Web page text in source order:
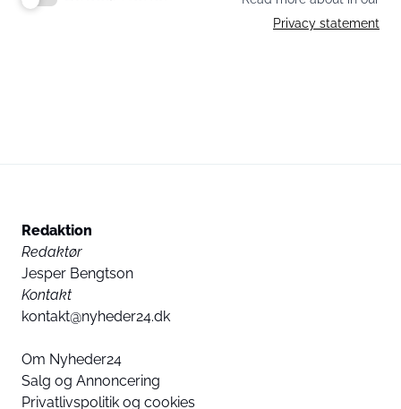
Privacy statement
Redaktion
Redaktør
Jesper Bengtson
Kontakt
kontakt@nyheder24.dk
Om Nyheder24
Salg og Annoncering
Privatlivspolitik og cookies